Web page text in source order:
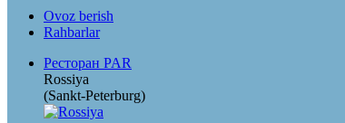
Ovoz berish
Rahbarlar
Ресторан PAR
Rossiya
(Sankt-Peterburg)